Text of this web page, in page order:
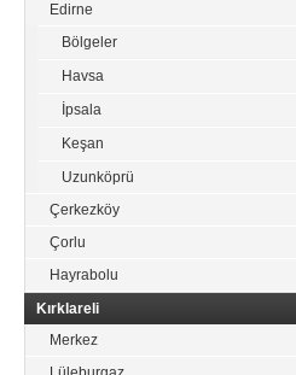
Edirne
Bölgeler
Havsa
İpsala
Keşan
Uzunköprü
Çerkezköy
Çorlu
Hayrabolu
Kırklareli
Merkez